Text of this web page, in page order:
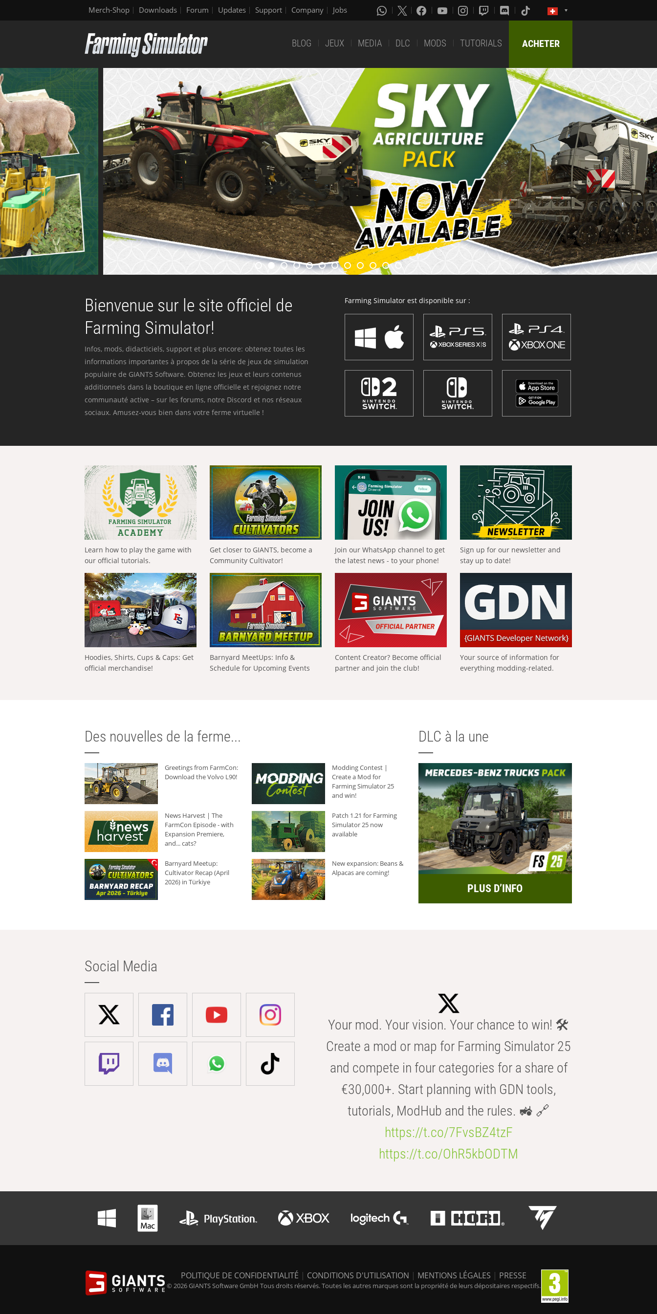
Merch-Shop Downloads Forum Updates Support Company Jobs
BLOG JEUX MEDIA DLC MODS TUTORIALS ACHETER
Bienvenue sur le site officiel de
Farming Simulator!
Infos, mods, didacticiels, support et plus encore: obtenez toutes les
informations importantes à propos de la série de jeux de simulation
populaire de GIANTS Software. Obtenez les jeux et leurs contenus
additionnels dans la boutique en ligne officielle et rejoignez notre
communauté active – sur les forums, notre Discord et nos réseaux
sociaux. Amusez-vous bien dans votre ferme virtuelle !
Farming Simulator est disponible sur :
Learn how to play the game with
our official tutorials.
Get closer to GIANTS, become a
Community Cultivator!
Join our WhatsApp channel to get
the latest news - to your phone!
Sign up for our newsletter and
stay up to date!
Hoodies, Shirts, Cups & Caps: Get
official merchandise!
Barnyard MeetUps: Info &
Schedule for Upcoming Events
Content Creator? Become official
partner and join the club!
Your source of information for
everything modding-related.
Des nouvelles de la ferme...
Greetings from FarmCon:
Download the Volvo L90!
Modding Contest |
Create a Mod for
Farming Simulator 25
and win!
News Harvest | The
FarmCon Episode - with
Expansion Premiere,
and... cats?
Patch 1.21 for Farming
Simulator 25 now
available
Barnyard Meetup:
Cultivator Recap (April
2026) in Türkiye
New expansion: Beans &
Alpacas are coming!
DLC à la une
PLUS D’INFO
Social Media
Your mod. Your vision. Your chance to win! 🛠️
Create a mod or map for Farming Simulator 25
and compete in four categories for a share of
€30,000+. Start planning with GDN tools,
tutorials, ModHub and the rules. 🚜 🔗
https://t.co/7FvsBZ4tzF
https://t.co/OhR5kbODTM
POLITIQUE DE CONFIDENTIALITÉ | CONDITIONS D'UTILISATION | MENTIONS LÉGALES | PRESSE
© 2026 GIANTS Software GmbH Tous droits réservés. Toutes les autres marques sont la propriété de leurs dépositaires respectifs.